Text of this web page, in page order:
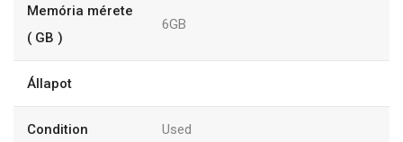
Memória mérete
( GB )
6GB
Állapot
Condition Used